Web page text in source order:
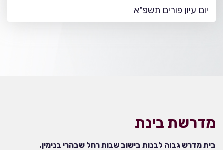
יום עיון פורים תשפ"א
מדרשת בינת
בית מדרש גבוה לבנות בישוב שבות רחל שבהרי בנימין.